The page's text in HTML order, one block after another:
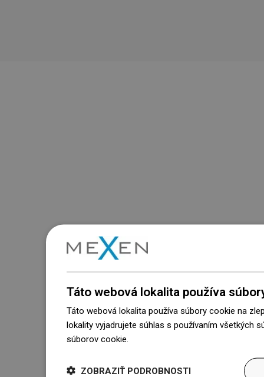
Táto webová lokalita používa
Táto webová lokalita používa súbory cookie na
lokality vyjadrujete súhlas s používaním všetkých
súborov cookie.
ZOBRAZIŤ PODROBNOSTI